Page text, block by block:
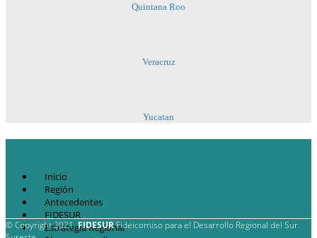
Quintana Roo
Veracruz
Yucatan
Inicio
Región
Antecedentes
FIDESUR
Estrategia Regional
© Copyright 2021.FIDESURFideicomiso para el Desarrollo Regional del Sur